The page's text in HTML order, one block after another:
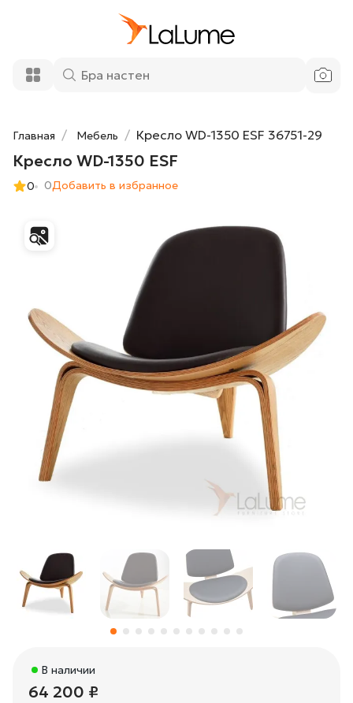
Главная Мебель Кресло WD-1350 ESF 36751-29
Кресло WD-1350 ESF
0 0Добавить в избранное
В наличии
64 200 ₽
Кресло WD-1350 ESF